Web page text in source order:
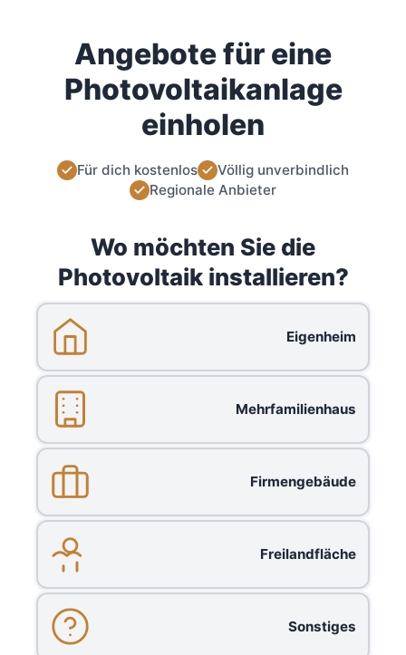
Angebote für eine
Photovoltaikanlage
einholen
Für dich kostenlos
Völlig unverbindlich
Regionale Anbieter
Wo möchten Sie die
Photovoltaik installieren?
Eigenheim
Mehrfamilienhaus
Firmengebäude
Freilandfläche
Sonstiges